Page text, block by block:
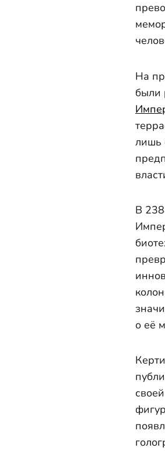
На
были
лишь
В
о её